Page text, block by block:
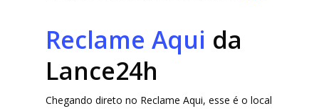
Reclame Aqui da
Lance24h
Chegando direto no Reclame Aqui, esse é o local